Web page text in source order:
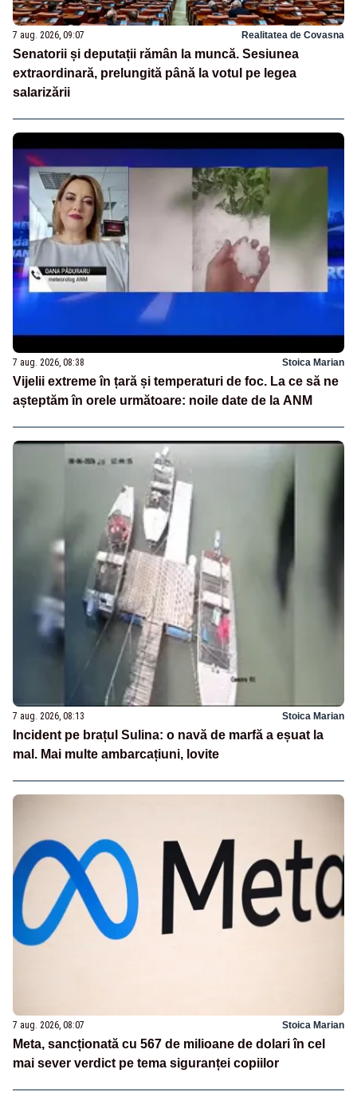
7 aug. 2026, 09:07 Realitatea de Covasna
Senatorii și deputații rămân la muncă. Sesiunea
extraordinară, prelungită până la votul pe legea
salarizării
7 aug. 2026, 08:38 Stoica Marian
Vijelii extreme în țară și temperaturi de foc. La ce să ne
așteptăm în orele următoare: noile date de la ANM
7 aug. 2026, 08:13 Stoica Marian
Incident pe brațul Sulina: o navă de marfă a eșuat la
mal. Mai multe ambarcațiuni, lovite
7 aug. 2026, 08:07 Stoica Marian
Meta, sancționată cu 567 de milioane de dolari în cel
mai sever verdict pe tema siguranței copiilor